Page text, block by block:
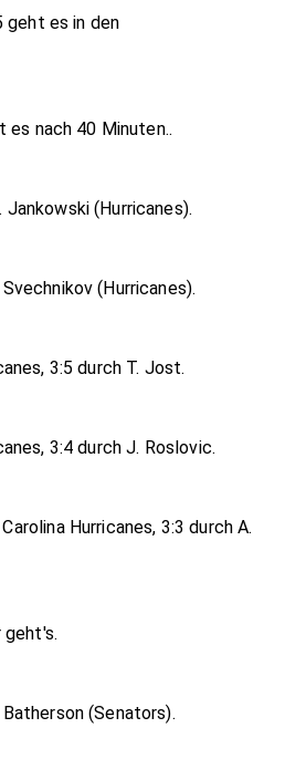
geht es in den
es nach 40 Minuten..
(Hurricanes).
(Hurricanes).
3:5 durch T. Jost.
3:4 durch J. Roslovic.
Hurricanes, 3:3 durch A.
geht's.
(Senators).